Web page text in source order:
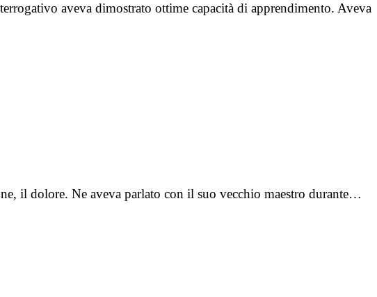
aveva dimostrato ottime capacità di apprendimento. Aveva
il dolore. Ne aveva parlato con il suo vecchio maestro durante…